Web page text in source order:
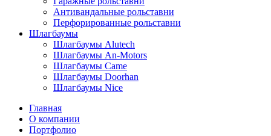
Антивандальные рольставни
Перфорированные рольставни
Шлагбаумы
Шлагбаумы Alutech
Шлагбаумы An-Motors
Шлагбаумы Came
Шлагбаумы Doorhan
Шлагбаумы Nice
Главная
О компании
Портфолио